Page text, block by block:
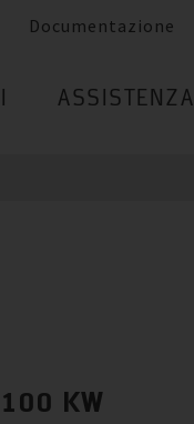
Documentazione
ASSISTENZA
KW